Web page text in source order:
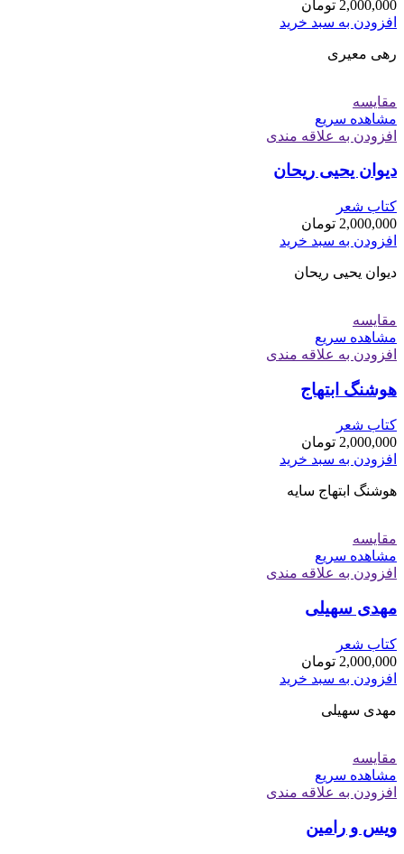
2,000,000 تومان
افزودن به سبد خرید
رهی معیری
مقایسه
مشاهده سریع
افزودن به علاقه مندی
دیوان یحیی ریحان
کتاب شعر
2,000,000 تومان
افزودن به سبد خرید
دیوان یحیی ریحان
مقایسه
مشاهده سریع
افزودن به علاقه مندی
هوشنگ ابتهاج
کتاب شعر
2,000,000 تومان
افزودن به سبد خرید
هوشنگ ابتهاج سایه
مقایسه
مشاهده سریع
افزودن به علاقه مندی
مهدی سهیلی
کتاب شعر
2,000,000 تومان
افزودن به سبد خرید
مهدی سهیلی
مقایسه
مشاهده سریع
افزودن به علاقه مندی
ویس و رامین